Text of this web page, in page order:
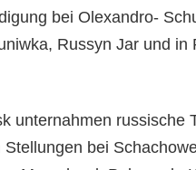
bei Olexandro-
Russyn Jar und in
unternahmen russische
bei